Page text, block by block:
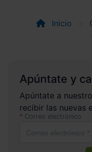
Inicio
Apúntate y
Apúntate a
recibir las nuevas
Correo electrónico